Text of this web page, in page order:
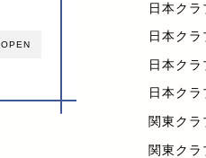
OPEN
日本ク
日本ク
日本ク
日本ク
関東クラ
関東クラ